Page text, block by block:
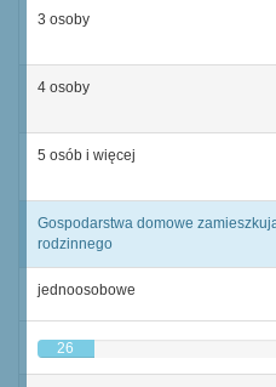
3 osoby
4 osoby
5 osób i więcej
Gospodarstwa domowe
rodzinnego
jednoosobowe
26